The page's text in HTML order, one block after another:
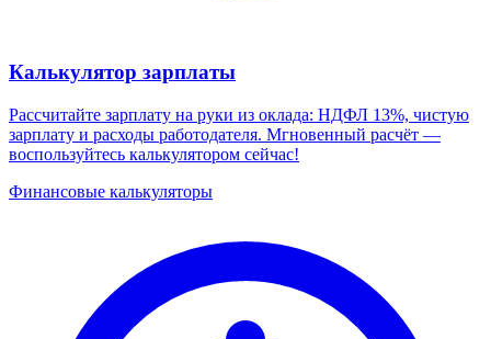
Калькулятор зарплаты
Рассчитайте зарплату на руки из оклада: НДФЛ 13%, чистую
зарплату и расходы работодателя. Мгновенный расчёт —
воспользуйтесь калькулятором сейчас!
Финансовые калькуляторы